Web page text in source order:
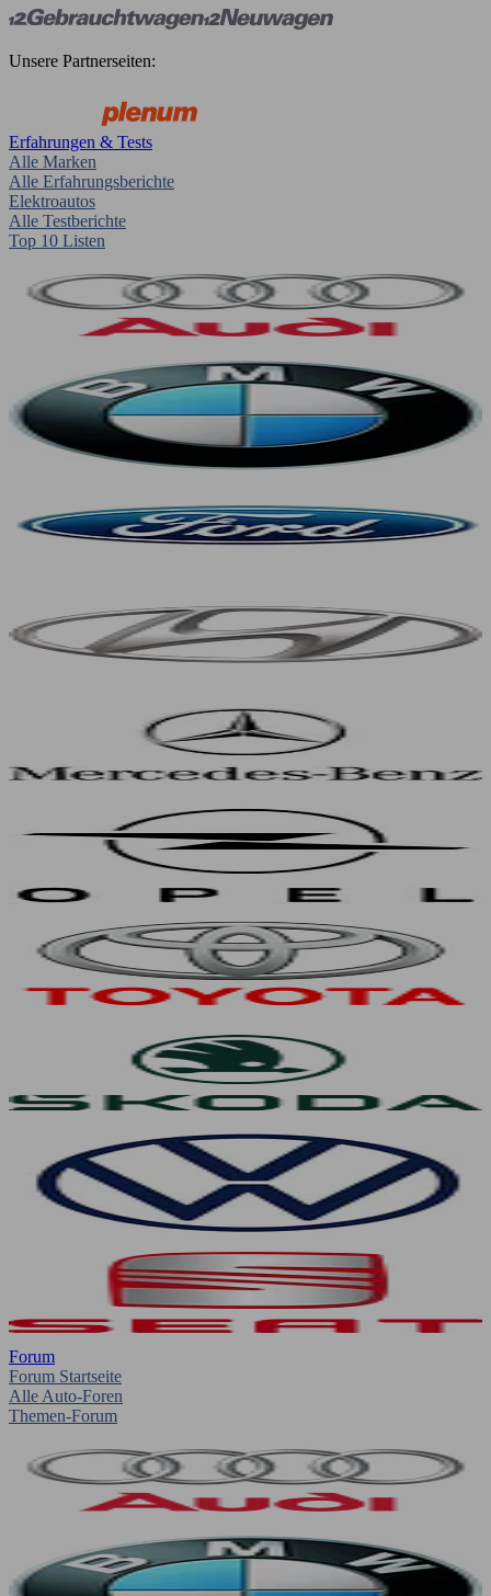
Unsere Partnerseiten:
Erfahrungen & Tests
Alle Marken
Alle Erfahrungsberichte
Elektroautos
Alle Testberichte
Top 10 Listen
Forum
Forum Startseite
Alle Auto-Foren
Themen-Forum